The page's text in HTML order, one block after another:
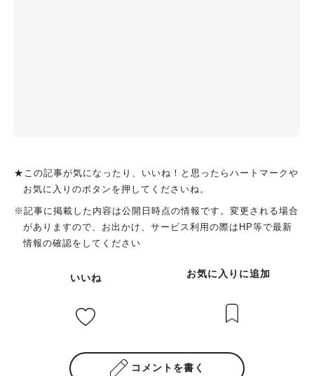
★この記事が気になったり、いいね！と思ったらハートマークや
お気に入りのボタンを押してくださいね。
※記事に掲載した内容は公開日時点の情報です。変更される場合
がありますので、お出かけ、サービス利用の際はHP等で最新
情報の確認をしてください
いいね お気に入りに追加
コメントを書く